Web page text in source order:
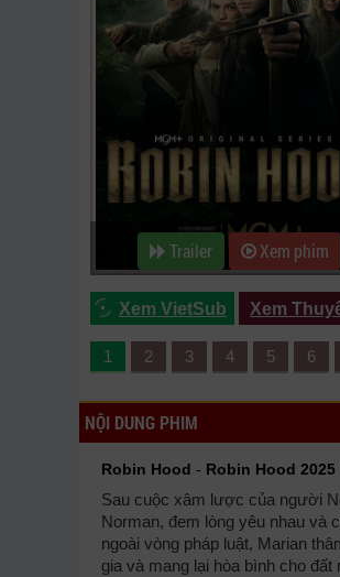
Trailer Xem phim
Xem VietSub Xem
1 2 3 4 5 6
NỘI DUNG PHIM
Robin Hood - Robin Hood 2025
Sau cuộc xâm lược của người
Norman, đem lòng yêu nhau và
ngoài vòng pháp luật, Marian
gia và mang lại hòa bình cho đất